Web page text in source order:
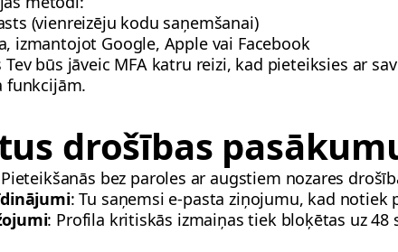
(vienreizēju kodu saņemšanai)
izmantojot Google, Apple vai Facebook
Tev būs jāveic MFA katru reizi, kad pieteiksies ar
funkcijām.
drošības
bez paroles ar augstiem nozares
: Tu saņemsi e-pasta ziņojumu, kad notiek
: Profila kritiskās izmaiņas tiek bloķētas uz